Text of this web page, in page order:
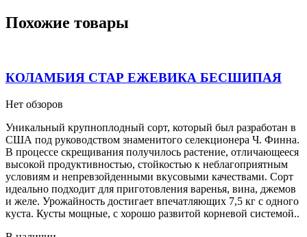
Похожие товары
КОЛАМБИЯ СТАР ЕЖЕВИКА БЕСШИПАЯ
Нет обзоров
Уникальный крупноплодный сорт, который был разработан в
США под руководством знаменитого селекционера Ч. Финна.
В процессе скрещивания получилось растение, отличающееся
высокой продуктивностью, стойкостью к неблагоприятным
условиям и непревзойденными вкусовыми качествами. Сорт
идеально подходит для приготовления варенья, вина, джемов
и желе. Урожайность достигает впечатляющих 7,5 кг с одного
куста. Кусты мощные, с хорошо развитой корневой системой..